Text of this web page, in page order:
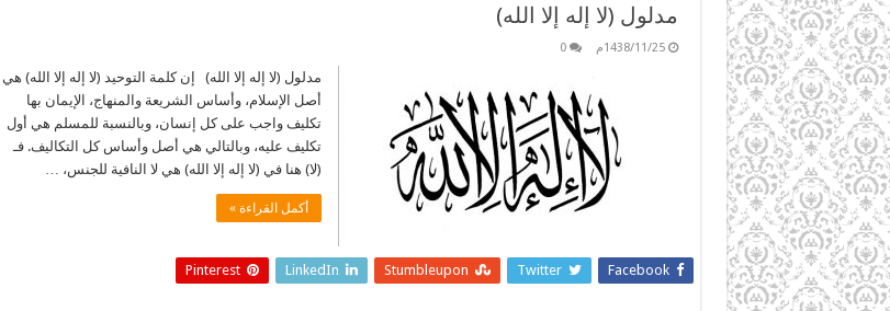
مدلول (لا إله إلا الله)
1438/11/25م 0
مدلول (لا إله إلا الله) إن كلمة التوحيد (لا إله إلا الله) هي
أصل الإسلام، وأساس الشريعة والمنهاج، الإيمان بها
تكليف واجب على كل إنسان، وبالنسبة للمسلم هي أول
تكليف عليه، وبالتالي هي أصل وأساس كل التكاليف. فـ
(لا) هنا في (لا إله إلا الله) هي لا النافية للجنس، …
أكمل القراءة »
Facebook
Twitter
Stumbleupon
LinkedIn
Pinterest